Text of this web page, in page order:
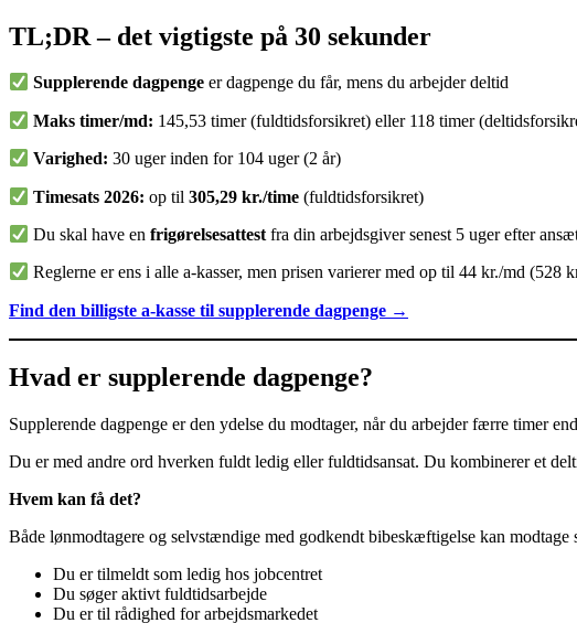
TL;DR – det vigtigste på 30 sekunder
Supplerende dagpenge er dagpenge du får, mens du arbejder deltid
Maks timer/md: 145,53 timer (fuldtidsforsikret) eller 118 timer
Varighed: 30 uger inden for 104 uger (2 år)
Timesats 2026: op til305,29 kr./time (fuldtidsforsikret)
Du skal have enfrigørelsesattestfra din arbejdsgiver senest 5 uger efter
Reglerne er ens i alle a-kasser, men prisen varierer med op til 44 kr./md (528
Find den billigste a-kasse til supplerende dagpenge →
Hvad er supplerende dagpenge?
Supplerende dagpenge er den ydelse du modtager, når du arbejder færre timer
Du er med andre ord hverken fuldt ledig eller fuldtidsansat. Du kombinerer et
Hvem kan få det?
Både lønmodtagere og selvstændige med godkendt bibeskæftigelse kan modtage
Du er tilmeldt som ledig hos jobcentret
Du søger aktivt fuldtidsarbejde
Du er til rådighed for arbejdsmarkedet